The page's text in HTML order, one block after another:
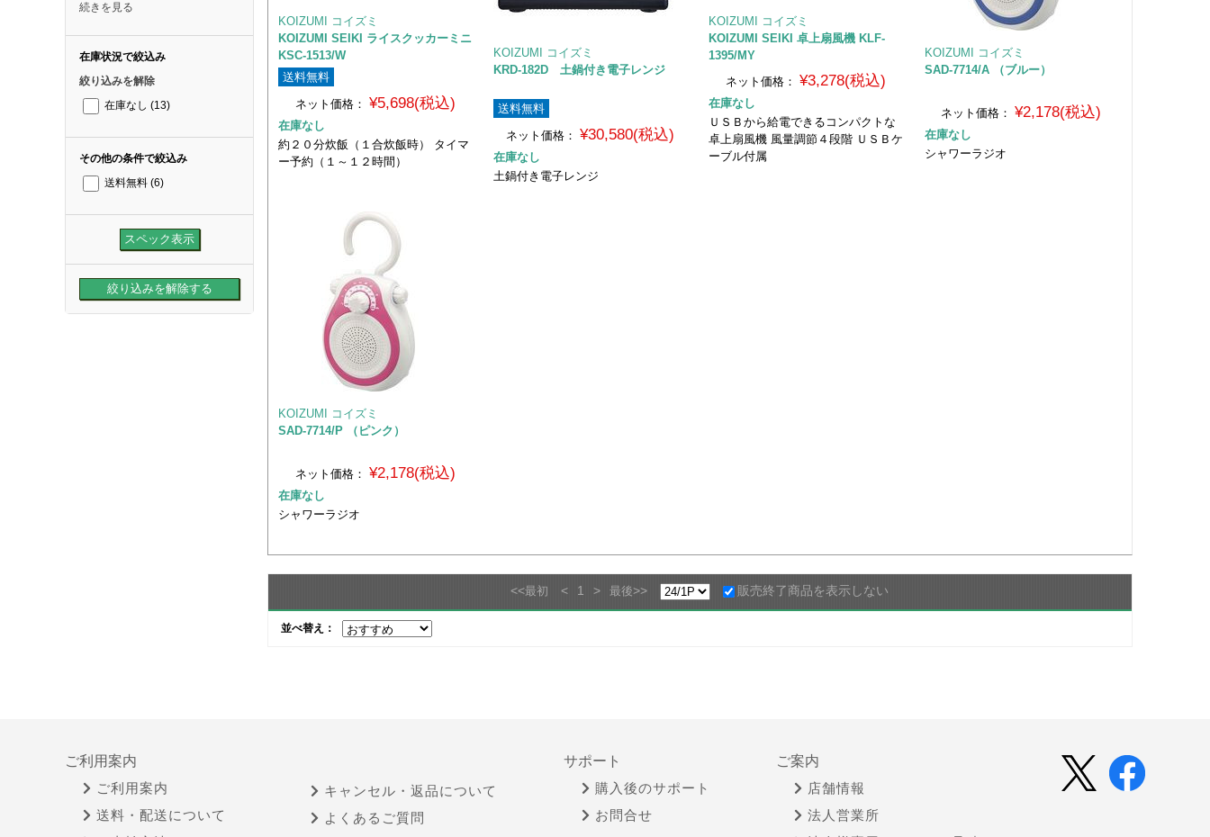
続きを見る
在庫状況で絞込み
絞り込みを解除
在庫なし (13)
その他の条件で絞込み
送料無料 (6)
KOIZUMI コイズミ
KOIZUMI SEIKI ライスクッカーミニ
KSC-1513/W
送料無料
ネット価格： ¥5,698(税込)
在庫なし
約２０分炊飯（１合炊飯時） タイマ
ー予約（１～１２時間）
KOIZUMI コイズミ
KRD-182D 土鍋付き電子レンジ
送料無料
ネット価格：
¥30,580(税込)
在庫なし
土鍋付き電子レンジ
KOIZUMI コイズミ
KOIZUMI SEIKI 卓上扇風機 KLF-
1395/MY
ネット価格：
¥3,278(税込)
在庫なし
ＵＳＢから給電できるコンパクトな
卓上扇風機 風量調節４段階 ＵＳＢケ
ーブル付属
KOIZUMI コイズミ
SAD-7714/A （ブルー）
ネット価格： ¥2,178(税込)
在庫なし
シャワーラジオ
KOIZUMI コイズミ
SAD-7714/P （ピンク）
ネット価格： ¥2,178(税込)
在庫なし
シャワーラジオ
<<最初 < 1 > 最後>> 販売終了商品を表示しない
並べ替え：
ご利用案内
ご利用案内
送料・配送について
キャンセル・返品について
よくあるご質問
サポート
購入後のサポート
お問合せ
ご案内
店舗情報
法人営業所